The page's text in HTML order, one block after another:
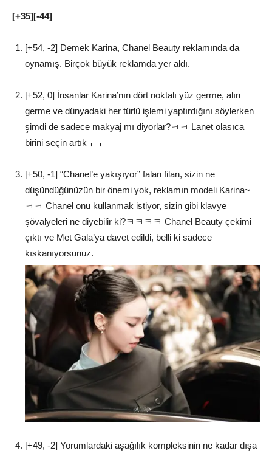
[+35][-44]
[+54, -2] Demek Karina, Chanel Beauty reklamında da
oynamış. Birçok büyük reklamda yer aldı.
[+52, 0] İnsanlar Karina’nın dört noktalı yüz germe, alın
germe ve dünyadaki her türlü işlemi yaptırdığını söylerken
şimdi de sadece makyaj mı diyorlar?ㅋㅋ Lanet olasıca
birini seçin artıkㅜㅜ
[+50, -1] “Chanel’e yakışıyor” falan filan, sizin ne
düşündüğünüzün bir önemi yok, reklamın modeli Karina~
ㅋㅋ Chanel onu kullanmak istiyor, sizin gibi klavye
şövalyeleri ne diyebilir ki?ㅋㅋㅋㅋ Chanel Beauty çekimi
çıktı ve Met Gala’ya davet edildi, belli ki sadece
kıskanıyorsunuz.
[+49, -2] Yorumlardaki aşağılık kompleksinin ne kadar dışa